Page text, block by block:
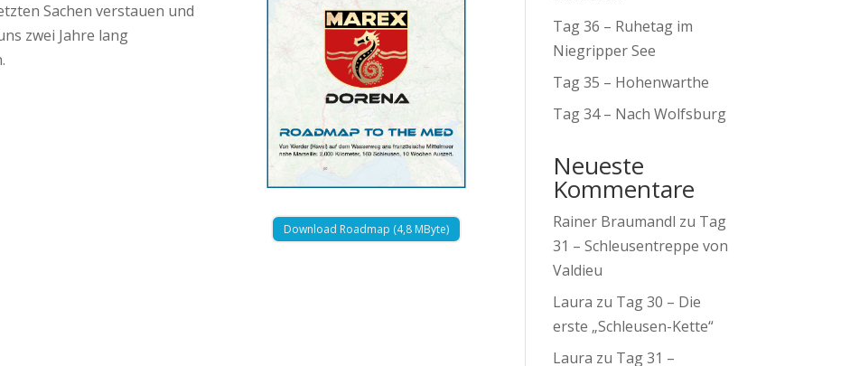
Sachen verstauen und
zwei Jahre lang
Download Roadmap (4,8 MByte)
Tag 36 – Ruhetag im
Niegripper See
Tag 35 – Hohenwarthe
Tag 34 – Nach Wolfsburg
Neueste
Kommentare
Rainer Braumandl zu Tag
31 – Schleusentreppe von
Valdieu
Laura zu Tag 30 – Die
erste „Schleusen-Kette“
Laura zu Tag 31 –